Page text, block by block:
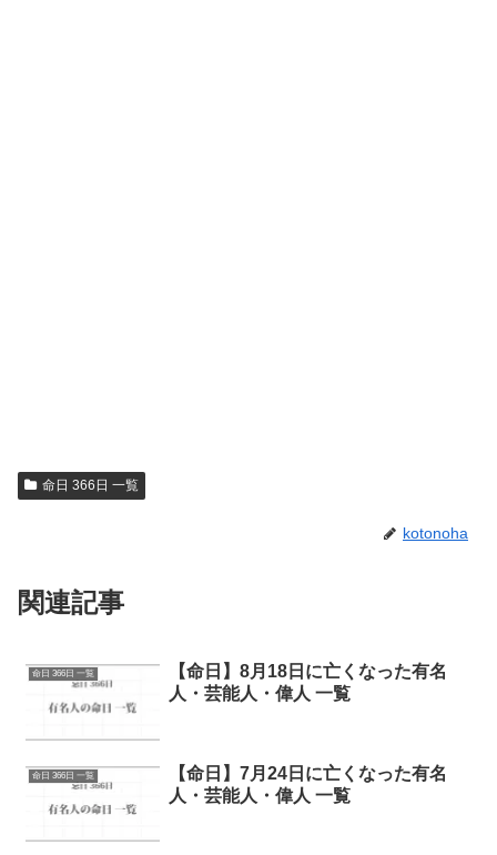
命日 366日 一覧
kotonoha
関連記事
命日 366日 一覧
【命日】8月18日に亡くなった有名
人・芸能人・偉人 一覧
命日 366日 一覧
【命日】7月24日に亡くなった有名
人・芸能人・偉人 一覧